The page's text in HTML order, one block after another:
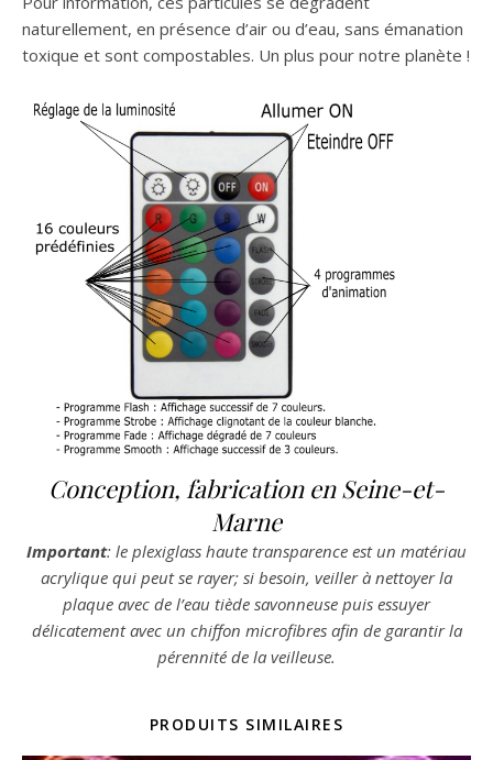
naturellement, en présence d’air ou d’eau, sans émanation
toxique et sont compostables. Un plus pour notre planète !
Conception, fabrication en Seine-et-
Marne
Important: le plexiglass haute transparence est un matériau
acrylique qui peut se rayer; si besoin, veiller à nettoyer la
plaque avec de l’eau tiède savonneuse puis essuyer
délicatement avec un chiffon microfibres afin de garantir la
pérennité de la veilleuse.
PRODUITS SIMILAIRES